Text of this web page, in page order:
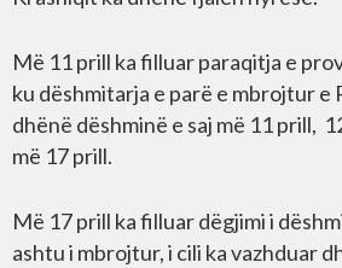
Më 11 prill ka filluar paraqitja e
ku dëshmitarja e parë e mbrojtur e
dhënë dëshminë e saj më 11 prill,
më 17 prill.
Më 17 prill ka filluar dëgjimi i
ashtu i mbrojtur, i cili ka vazhduar